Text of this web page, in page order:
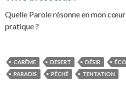
Quelle Parole résonne en mon
pratique ?
CARÊME DESERT DÉSIR
PARADIS
PÉCHÉ TENTATION